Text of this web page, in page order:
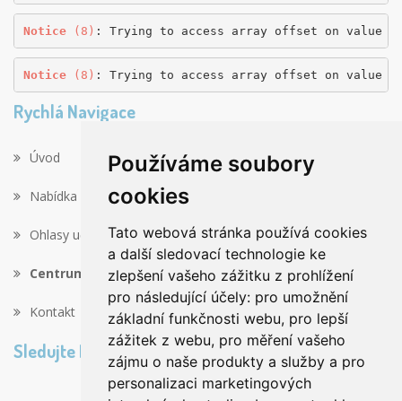
Používáme soubory
cookies
Tato webová stránka používá cookies
a další sledovací technologie ke
zlepšení vašeho zážitku z prohlížení
pro následující účely: pro umožnění
základní funkčnosti webu, pro lepší
zážitek z webu, pro měření vašeho
zájmu o naše produkty a služby a pro
personalizaci marketingových
Notice (8) : Trying to access array offset on value
Notice (8) : Trying to access array offset on value
Rychlá Navigace
Úvod
Nabídka výletů
Ohlasy učitelů
Centrum RIKITAN
Kontakt
Sledujte Nás Na Facebooku!